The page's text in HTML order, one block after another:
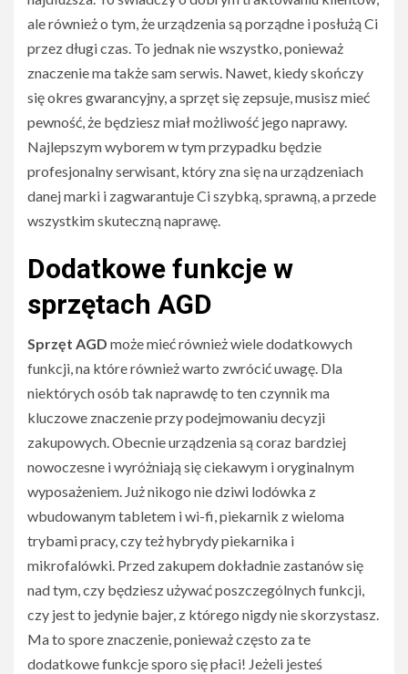
ale również o tym, że urządzenia są porządne i posłużą Ci
przez długi czas. To jednak nie wszystko, ponieważ
znaczenie ma także sam serwis. Nawet, kiedy skończy
się okres gwarancyjny, a sprzęt się zepsuje, musisz mieć
pewność, że będziesz miał możliwość jego naprawy.
Najlepszym wyborem w tym przypadku będzie
profesjonalny serwisant, który zna się na urządzeniach
danej marki i zagwarantuje Ci szybką, sprawną, a przede
wszystkim skuteczną naprawę.
Dodatkowe funkcje w
sprzętach AGD
Sprzęt AGD może mieć również wiele dodatkowych
funkcji, na które również warto zwrócić uwagę. Dla
niektórych osób tak naprawdę to ten czynnik ma
kluczowe znaczenie przy podejmowaniu decyzji
zakupowych. Obecnie urządzenia są coraz bardziej
nowoczesne i wyróżniają się ciekawym i oryginalnym
wyposażeniem. Już nikogo nie dziwi lodówka z
wbudowanym tabletem i wi-fi, piekarnik z wieloma
trybami pracy, czy też hybrydy piekarnika i
mikrofalówki. Przed zakupem dokładnie zastanów się
nad tym, czy będziesz używać poszczególnych funkcji,
czy jest to jedynie bajer, z którego nigdy nie skorzystasz.
Ma to spore znaczenie, ponieważ często za te
dodatkowe funkcje sporo się płaci! Jeżeli jesteś